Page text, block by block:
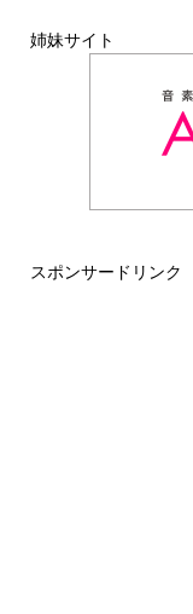
姉妹サイト
スポンサードリンク